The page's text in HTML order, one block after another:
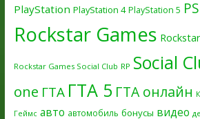
PlayStation PlayStation 4 PlayStation 5
Rockstar Games
Rockstar Games Social Club RP Social
one ГТА ГТА 5 ГТА онлайн
Геймс авто автомобиль бонусы видео